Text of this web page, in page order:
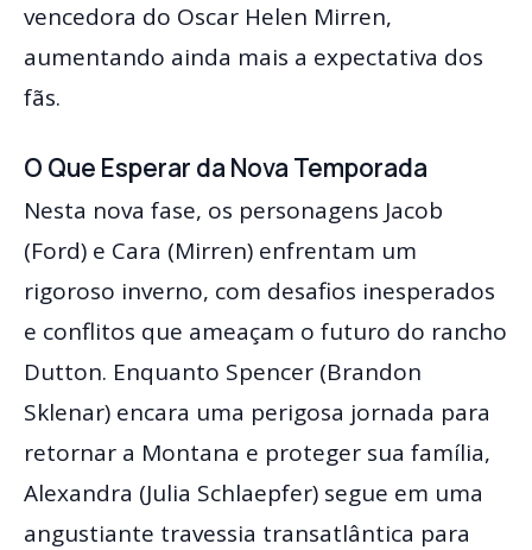
vencedora do Oscar Helen Mirren,
aumentando ainda mais a expectativa dos
fãs.
O Que Esperar da Nova Temporada
Nesta nova fase, os personagens Jacob
(Ford) e Cara (Mirren) enfrentam um
rigoroso inverno, com desafios inesperados
e conflitos que ameaçam o futuro do rancho
Dutton. Enquanto Spencer (Brandon
Sklenar) encara uma perigosa jornada para
retornar a Montana e proteger sua família,
Alexandra (Julia Schlaepfer) segue em uma
angustiante travessia transatlântica para